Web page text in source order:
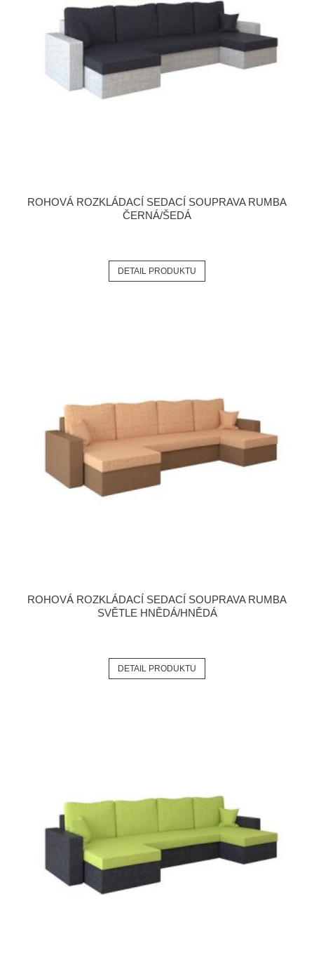
ROHOVÁ ROZKLÁDACÍ SEDACÍ SOUPRAVA RUMBA
ČERNÁ/ŠEDÁ
DETAIL PRODUKTU
ROHOVÁ ROZKLÁDACÍ SEDACÍ SOUPRAVA RUMBA
SVĚTLE HNĚDÁ/HNĚDÁ
DETAIL PRODUKTU